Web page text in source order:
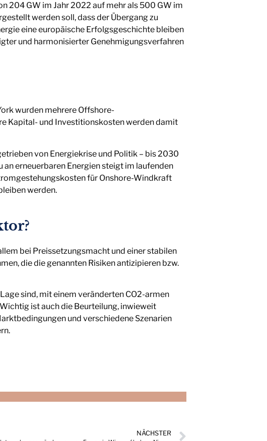
204 GW im Jahr 2022 auf mehr als 500 GW im
werden soll, dass der Übergang zu
eine europäische Erfolgsgeschichte bleiben
und harmonisierter Genehmigungsverfahren
wurden mehrere Offshore-
Kapital- und Investitionskosten werden damit
von Energiekrise und Politik – bis 2030
erneuerbaren Energien steigt im laufenden
für Onshore-Windkraft
werden.
bei Preissetzungsmacht und einer stabilen
die die genannten Risiken antizipieren bzw.
sind, mit einem veränderten CO2-armen
ist auch die Beurteilung, inwieweit
und verschiedene Szenarien
NÄCHSTER